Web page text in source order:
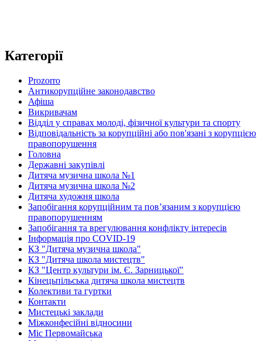
Категорії
Prozorro
Антикорупційне законодавство
Афіша
Викривачам
Відділ у справах молоді, фізичної культури та спорту
Відповідальність за корупційні або пов'язані з корупцією
правопорушення
Головна
Державні закупівлі
Дитяча музична школа №1
Дитяча музична школа №2
Дитяча художня школа
Запобігання корупційним та пов’язаним з корупцією
правопорушенням
Запобігання та врегулювання конфлікту інтересів
Інформація про COVID-19
КЗ "Дитяча музична школа"
КЗ "Дитяча школа мистецтв"
КЗ "Центр культури ім. Є. Зарницької"
Кінецьпільська дитяча школа мистецтв
Колективи та гуртки
Контакти
Мистецькі заклади
Міжконфесійні відносини
Міс Первомайська